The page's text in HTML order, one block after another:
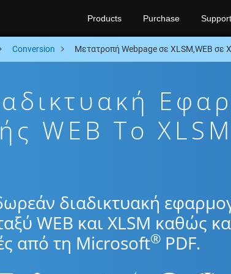
Products Purchase Support
Conversion Μετατροπή Webpage σε XLSM,WEB
WEB To
διαδικτυακή
WEB και XLSM καθώς
από τη Microsoft® PDF.